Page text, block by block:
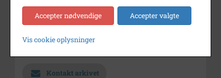
Type
Sogn (1000-2050)
Enhed
Finderup Sogn (Kalundborg
Kontakt arkivet
Accepter nødvendige Accepter valgte
Vis cookie oplysninger